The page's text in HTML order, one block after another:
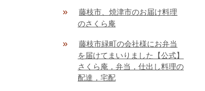
»
藤枝市、焼津市のお届け料理
のさくら庵
»
藤枝市緑町の会社様にお弁当
を届けてまいりました【公式】
さくら庵，弁当，仕出し料理の
配達，宅配